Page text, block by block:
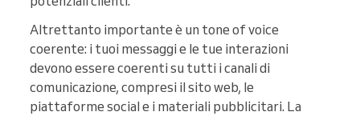
Altrettanto importante è un tone of voice
coerente: i tuoi messaggi e le tue interazioni
devono essere coerenti su tutti i canali di
comunicazione, compresi il sito web, le
piattaforme social e i materiali pubblicitari. La